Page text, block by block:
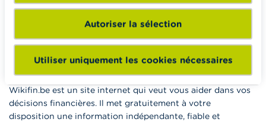
Autoriser la sélection
Utiliser uniquement les cookies nécessaires
à la consommation responsable en classe.
Vers Wikifin School
Wikifin.be est un site internet qui veut vous aider dans vos
décisions financières. Il met gratuitement à votre
disposition une information indépendante, fiable et